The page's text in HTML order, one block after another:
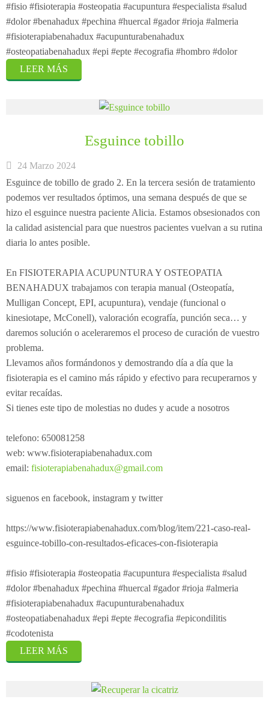
#fisio #fisioterapia #osteopatia #acupuntura #especialista #salud
#dolor #benahadux #pechina #huercal #gador #rioja #almeria
#fisioterapiabenahadux #acupunturabenahadux
#osteopatiabenahadux #epi #epte #ecografia #hombro #dolor
LEER MÁS
Esguince tobillo
24 Marzo 2024
Esguince de tobillo de grado 2. En la tercera sesión de tratamiento
podemos ver resultados óptimos, una semana después de que se
hizo el esguince nuestra paciente Alicia. Estamos obsesionados con
la calidad asistencial para que nuestros pacientes vuelvan a su rutina
diaria lo antes posible.
En FISIOTERAPIA ACUPUNTURA Y OSTEOPATIA
BENAHADUX trabajamos con terapia manual (Osteopatía,
Mulligan Concept, EPI, acupuntura), vendaje (funcional o
kinesiotape, McConell), valoración ecografía, punción seca… y
daremos solución o aceleraremos el proceso de curación de vuestro
problema.
Llevamos años formándonos y demostrando día a día que la
fisioterapia es el camino más rápido y efectivo para recuperarnos y
evitar recaídas.
Si tienes este tipo de molestias no dudes y acude a nosotros
telefono: 650081258
web: www.fisioterapiabenahadux.com
email: fisioterapiabenahadux@gmail.com
siguenos en facebook, instagram y twitter
https://www.fisioterapiabenahadux.com/blog/item/221-caso-real-
esguince-tobillo-con-resultados-eficaces-con-fisioterapia
#fisio #fisioterapia #osteopatia #acupuntura #especialista #salud
#dolor #benahadux #pechina #huercal #gador #rioja #almeria
#fisioterapiabenahadux #acupunturabenahadux
#osteopatiabenahadux #epi #epte #ecografia #epicondilitis
#codotenista
LEER MÁS